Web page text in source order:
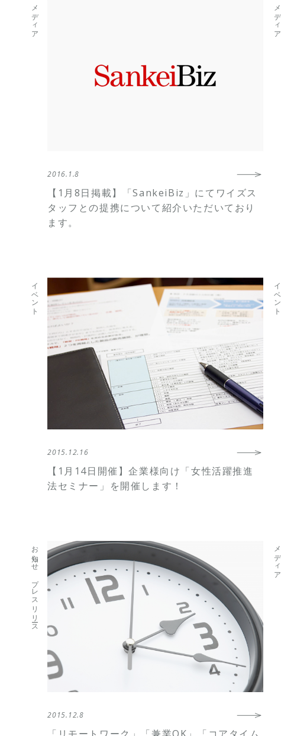
メディア
2016.1.8
【1月8日掲載】「SankeiBiz」にてワイズス
タッフとの提携について紹介いただいており
ます。
メディア
イベント
2015.12.16
【1月14日開催】企業様向け「女性活躍推進
法セミナー」を開催します！
イベント
お知らせ
プレスリリース
2015.12.8
メディア